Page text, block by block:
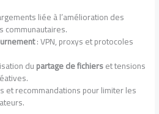
liée à l’amélioration des
communautaires.
: VPN, proxys et protocoles
dupartage de fichierset tensions
et recommandations pour limiter les